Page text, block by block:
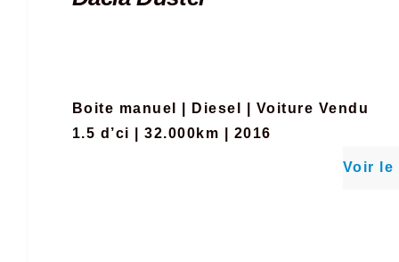
Boite manuel Diesel
Voiture Vendu
1.5 d’ci | 32.000km | 2016
Voir le